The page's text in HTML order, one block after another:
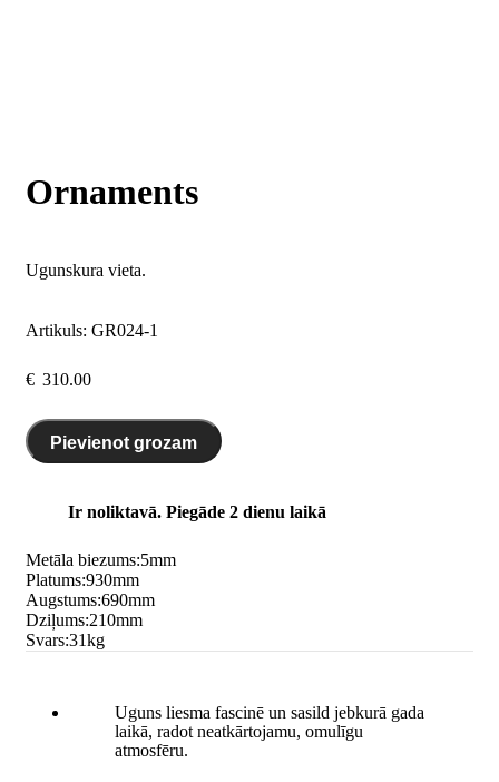
Ornaments
Ugunskura vieta.
Artikuls: GR024-1
€ 310.00
Pievienot grozam
Ir noliktavā. Piegāde 2 dienu laikā
Metāla biezums:5mm
Platums:930mm
Augstums:690mm
Dziļums:210mm
Svars:31kg
Uguns liesma fascinē un sasild jebkurā gada
laikā, radot neatkārtojamu, omulīgu
atmosfēru.